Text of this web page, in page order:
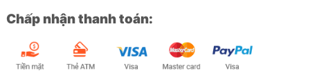
Chấp nhận thanh toán: